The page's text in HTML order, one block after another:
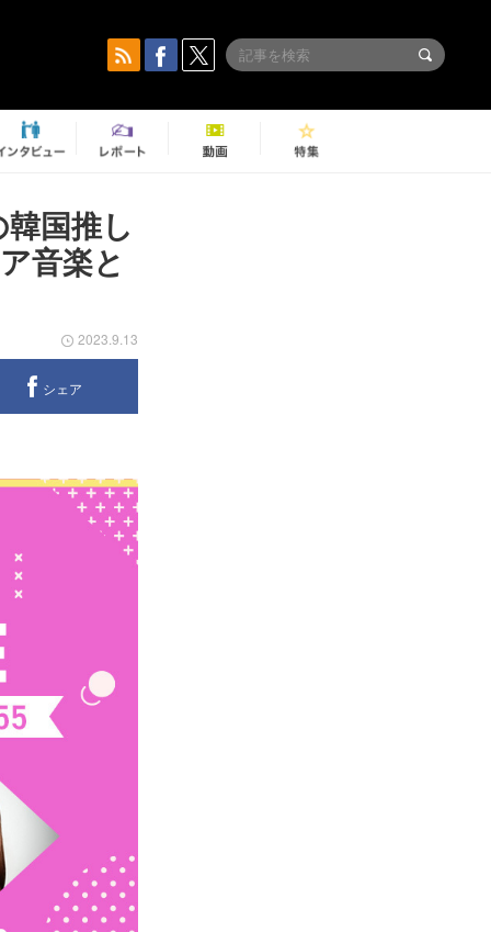
国推し
音楽と
2023.9.13
シェア